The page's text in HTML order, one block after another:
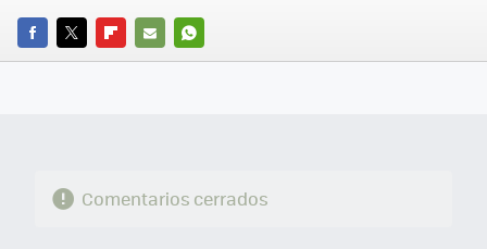
FACEBOOK
TWITTERFLIPBOARD
E-
WHATSAPP
Comentarios cerrados